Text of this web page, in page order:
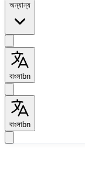
অন্যান্য
বাংলাbn
বাংলাbn